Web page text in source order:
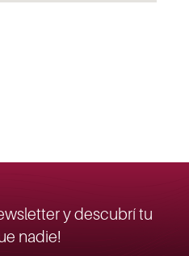
y descubrí tu
nadie!